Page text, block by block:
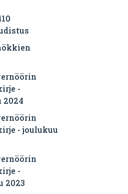
-
2024
- joulukuu
-
2023